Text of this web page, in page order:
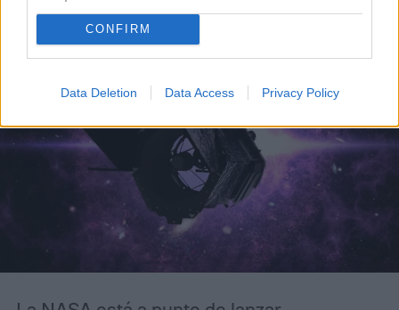
CONFIRM
Data Deletion Data Access Privacy Policy